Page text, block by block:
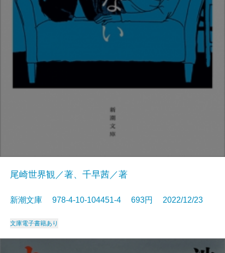
尾崎世界観／著、千早茜／著
新潮文庫 978-4-10-104451-4 693円 2022/12/23
文庫電子書籍あり